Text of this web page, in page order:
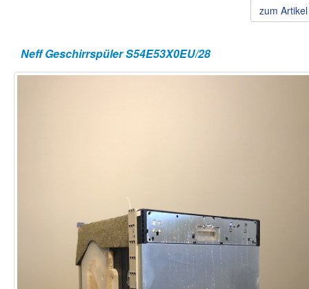
zum
Neff Geschirrspüler S54E53X0EU/28